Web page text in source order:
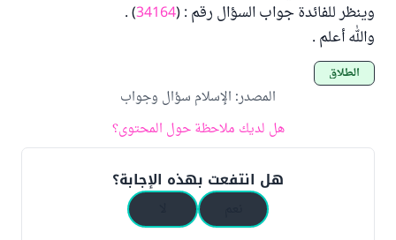
وينظر للفائدة جواب السؤال رقم : (34164
) .
والله أعلم .
الطلاق
المصدر: الإسلام سؤال وجواب
هل لديك ملاحظة حول المحتوى؟
هل انتفعت بهذه الإجابة؟